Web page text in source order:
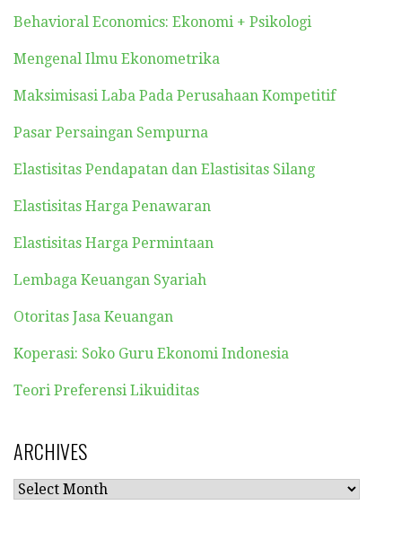
Behavioral Economics: Ekonomi + Psikologi
Mengenal Ilmu Ekonometrika
Maksimisasi Laba Pada Perusahaan Kompetitif
Pasar Persaingan Sempurna
Elastisitas Pendapatan dan Elastisitas Silang
Elastisitas Harga Penawaran
Elastisitas Harga Permintaan
Lembaga Keuangan Syariah
Otoritas Jasa Keuangan
Koperasi: Soko Guru Ekonomi Indonesia
Teori Preferensi Likuiditas
ARCHIVES